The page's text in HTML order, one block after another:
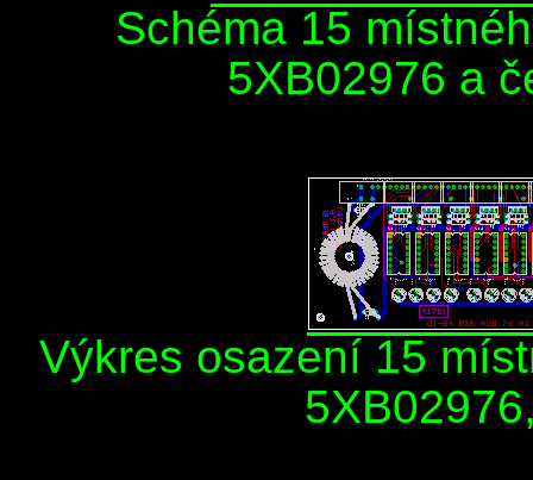
Schéma 15
5XB02976 a
Výkres osazení 15